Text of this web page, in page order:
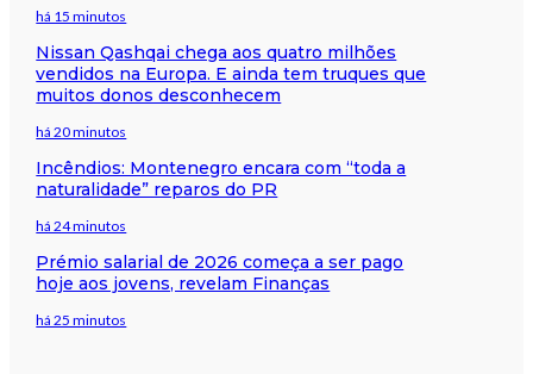
há 15 minutos
Nissan Qashqai chega aos quatro milhões
vendidos na Europa. E ainda tem truques que
muitos donos desconhecem
há 20 minutos
Incêndios: Montenegro encara com “toda a
naturalidade” reparos do PR
há 24 minutos
Prémio salarial de 2026 começa a ser pago
hoje aos jovens, revelam Finanças
há 25 minutos